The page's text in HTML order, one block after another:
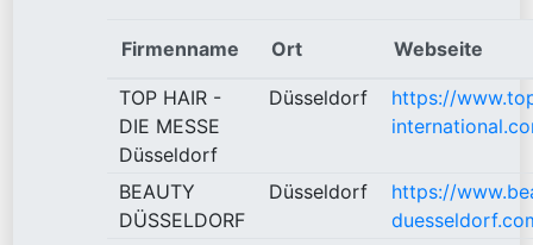
Firmenname Ort Webseite
TOP HAIR -
DIE MESSE
Düsseldorf
Düsseldorf
https://
BEAUTY
DÜSSELDORF
Düsseldorf
https://